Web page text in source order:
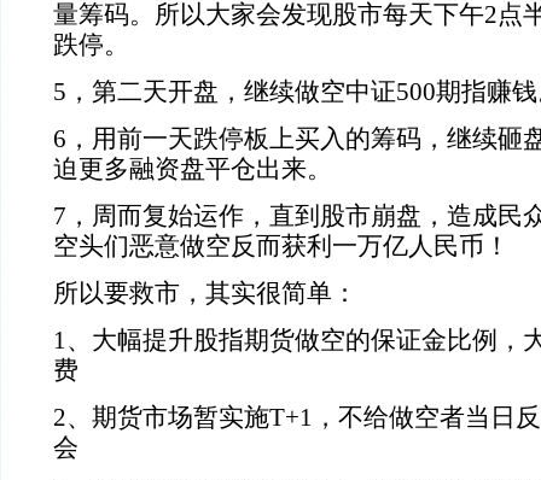
量筹码。所以大家会发现股市每天下午2点
跌停。
5 ，第二天开盘，继续做空中证500期指赚
6 ，用前一天跌停板上买入的筹码，继续砸
迫更多融资盘平仓出来。
7 ，周而复始运作，直到股市崩盘，造成民
空头们恶意做空反而获利一万亿人民币！
所以要救市，其实很简单：
1 、大幅提升股指期货做空的保证金比例，
费
2、期货市场暂实施T+1 ，不给做空者当日
会